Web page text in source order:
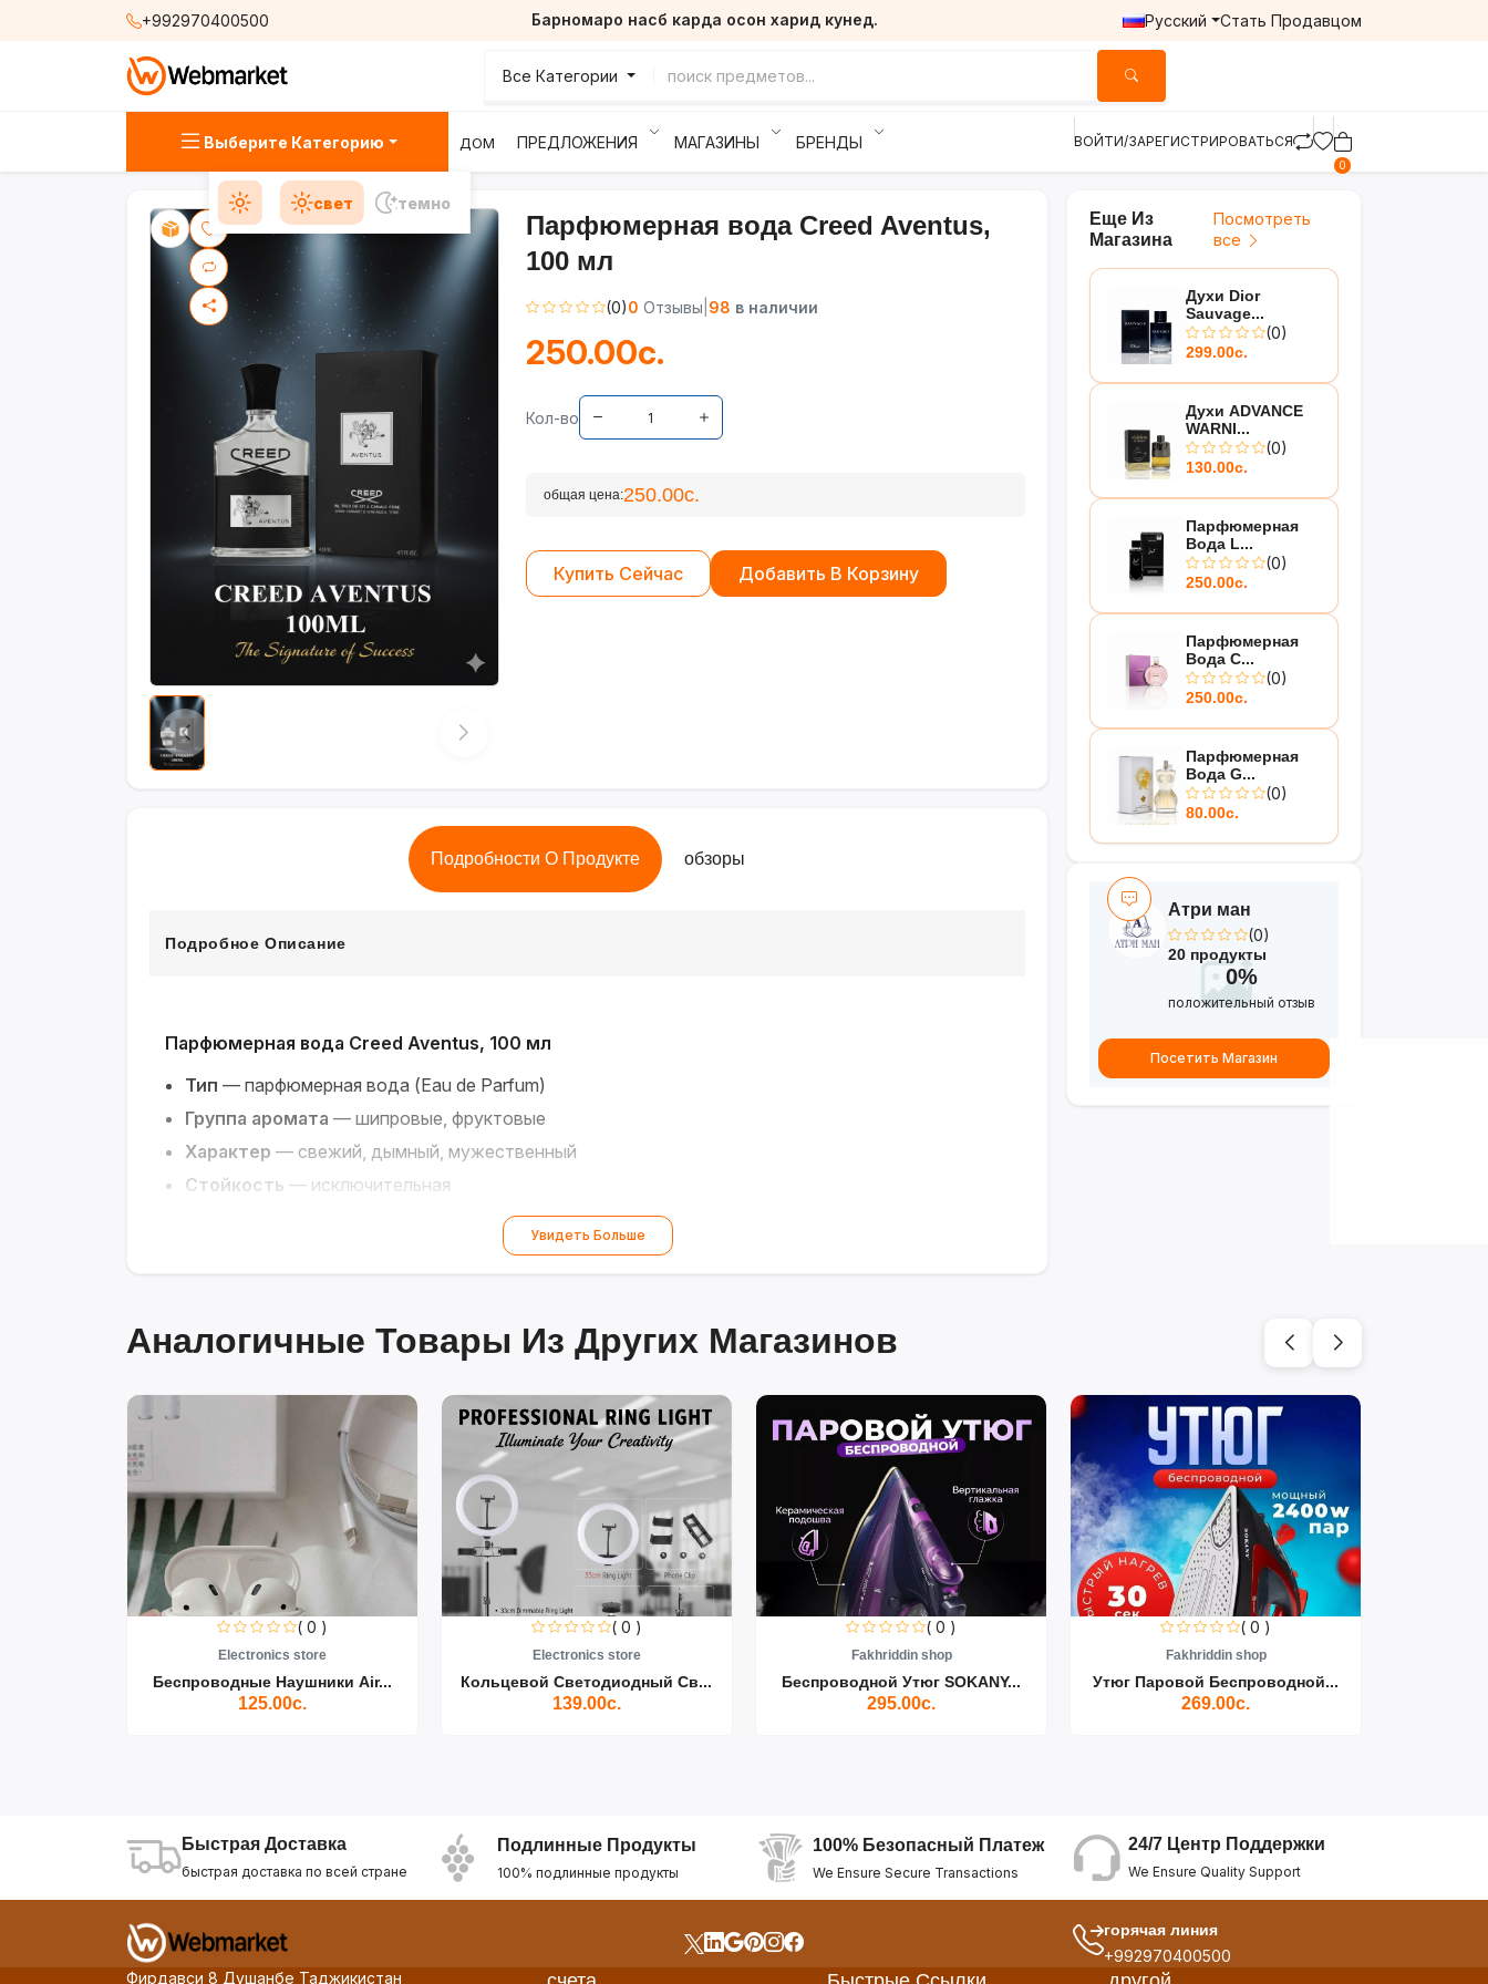
+992970400500 Барномаро насб карда осон харид кунед. Русский Стать Продавцом
Все Категории
Выберите Категорию ДОМ ПРЕДЛОЖЕНИЯ МАГАЗИНЫ БРЕНДЫ ВОЙТИ/ЗАРЕГИСТРИРОВАТЬСЯ
0
свет темно
Парфюмерная вода Creed Aventus,
100 мл
(0)0 Отзывы 98 в наличии
250.00с.
Кол-во
общая цена:250.00с.
Купить Сейчас Добавить В Корзину
Подробности О Продукте обзоры
Подробное Описание
Парфюмерная вода Creed Aventus, 100 мл
Тип — парфюмерная вода (Eau de Parfum)
Группа аромата — шипровые, фруктовые
Характер — свежий, дымный, мужественный
Стойкость — исключительная
— The Signature of Success
Абсолютный бестселлер и живая легенда. Аромат, воплощающий мощь, успех и
неограниченнуюэнергию.
Увидеть Больше
Еще Из
Магазина
Посмотреть
все
Духи Dior
Sauvage...
(0)
299.00с.
Духи ADVANCE
WARNI...
(0)
130.00с.
Парфюмерная
Вода L...
(0)
250.00с.
Парфюмерная
Вода C...
(0)
250.00с.
Парфюмерная
Вода G...
(0)
80.00с.
Атри ман
(0)
20 продукты
0%
положительный отзыв
Посетить Магазин
Аналогичные Товары Из Других Магазинов
( 0 )
Electronics store
Беспроводные Наушники Air...
125.00с.
( 0 )
Electronics store
Кольцевой Светодиодный Св...
139.00с.
( 0 )
Fakhriddin shop
Беспроводной Утюг SOKANY...
295.00с.
( 0 )
Fakhriddin shop
Утюг Паровой Беспроводной...
269.00с.
Быстрая Доставка
быстрая доставка по всей стране
Подлинные Продукты
100% подлинные продукты
100% Безопасный Платеж
We Ensure Secure Transactions
24/7 Центр Поддержки
We Ensure Quality Support
горячая линия
+992970400500
Фирдавси 8 Душанбе Таджикистан